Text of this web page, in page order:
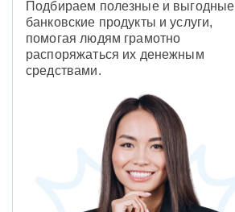
Подбираем полезные и выгодные
банковские продукты и услуги,
помогая людям грамотно
распоряжаться их денежным
средствами.